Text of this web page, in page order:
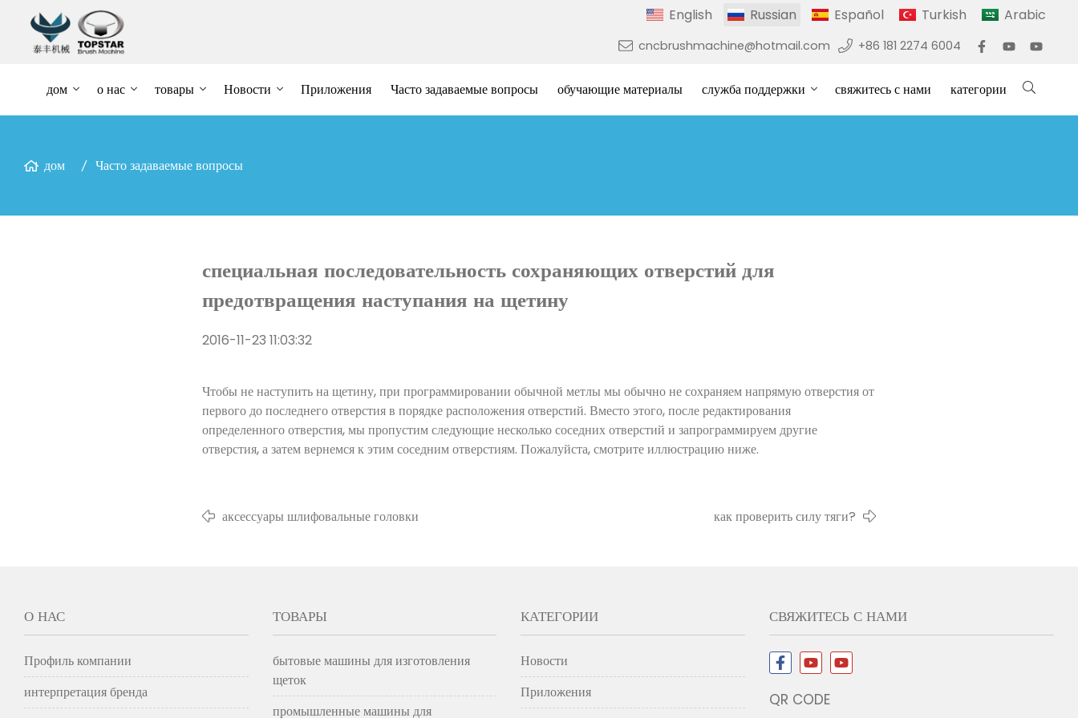
English Russian Español Turkish Arabic
cncbrushmachine@hotmail.com +86 181 2274 6004
дом о нас товары Новости Приложения Часто задаваемые вопросы обучающие материалы служба поддержки свяжитесь с нами категории
дом Часто задаваемые вопросы
специальная последовательность сохраняющих отверстий для
предотвращения наступания на щетину
2016-11-23 11:03:32
Чтобы не наступить на щетину, при программировании обычной метлы мы обычно не сохраняем напрямую отверстия от
первого до последнего отверстия в порядке расположения отверстий. Вместо этого, после редактирования
определенного отверстия, мы пропустим следующие несколько соседних отверстий и запрограммируем другие
отверстия, а затем вернемся к этим соседним отверстиям. Пожалуйста, смотрите иллюстрацию ниже.
аксессуары шлифовальные головки как проверить силу тяги?
О НАС
Профиль компании
интерпретация бренда
ТОВАРЫ
бытовые машины для изготовления
щеток
промышленные машины для
КАТЕГОРИИ
Новости
Приложения
СВЯЖИТЕСЬ С НАМИ
QR CODE